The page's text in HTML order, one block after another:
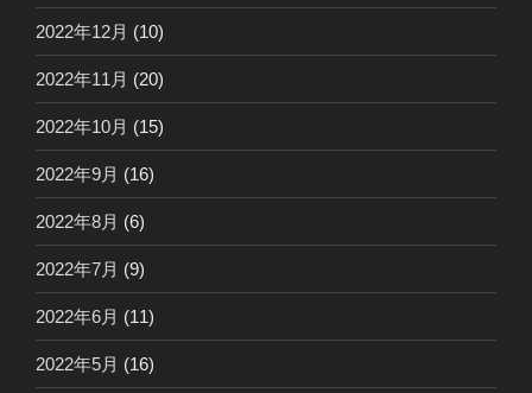
2022年12月 (10)
2022年11月 (20)
2022年10月 (15)
2022年9月 (16)
2022年8月 (6)
2022年7月 (9)
2022年6月 (11)
2022年5月 (16)